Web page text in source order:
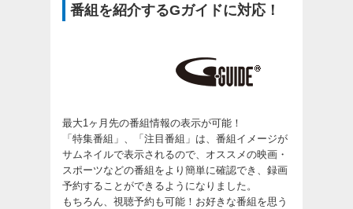
番組を紹介するGガイドに対応！
最大1ヶ月先の番組情報の表示が可能！
「特集番組」、「注目番組」は、番組イメージが
サムネイルで表示されるので、オススメの映画・
スポーツなどの番組をより簡単に確認でき、録画
予約することができるようになりました。
もちろん、視聴予約も可能！お好きな番組を思う